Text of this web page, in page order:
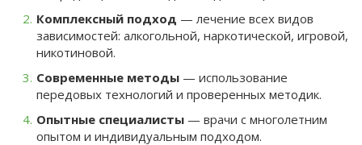
Комплексный подход — лечение всех видов
зависимостей: алкогольной, наркотической, игровой,
никотиновой.
Современные методы — использование
передовых технологий и проверенных методик.
Опытные специалисты — врачи с многолетним
опытом и индивидуальным подходом.